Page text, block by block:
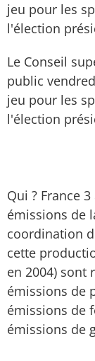
jeu pour les
l'élection
Le Conseil
public
jeu pour les
l'élection
Qui ? France
émissions de
coordination
cette
en 2004) sont
émissions de
émissions de
émissions de